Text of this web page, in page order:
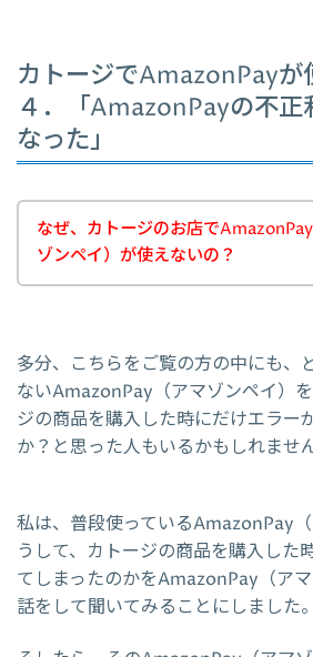
カトージでAmazonPayが
４．「AmazonPayの不正
なった」
なぜ、カトージのお店で
ゾンペイ）が使えないの？
多分、こちらをご覧の方の中にも、
ないAmazonPay（アマゾンペイ）
ジの商品を購入した時にだけエラー
か？と思った人もいるかもしれません
私は、普段使っているAmazonPay
うして、カトージの商品を購入した
てしまったのかをAmazonPay（ア
話をして聞いてみることにしました。